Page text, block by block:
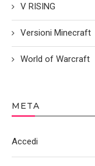
V RISING
Versioni Minecraft
World of Warcraft
META
Accedi